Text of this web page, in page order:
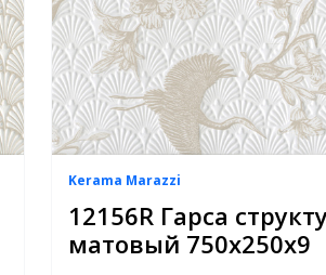
Kerama Marazzi
12156R Гарса
матовый 750х250х9